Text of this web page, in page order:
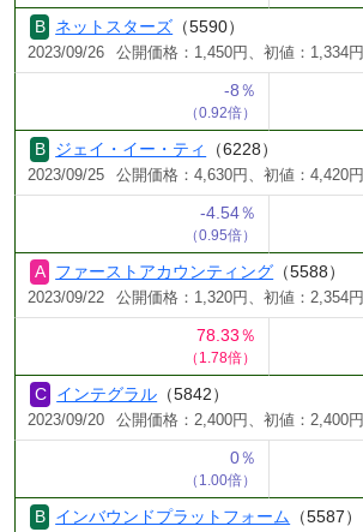
ネットスターズ （5590）
2023/09/26 公開価格：1,450円、初値：1,334円
-8％
（0.92倍）
ジェイ・イー・ティ （6228）
2023/09/25 公開価格：4,630円、初値：4,420円
-4.54％
（0.95倍）
ファーストアカウンティング （5588）
2023/09/22 公開価格：1,320円、初値：2,354円
78.33％
（1.78倍）
インテグラル （5842）
2023/09/20 公開価格：2,400円、初値：2,400円
0％
（1.00倍）
インバウンドプラットフォーム （5587）